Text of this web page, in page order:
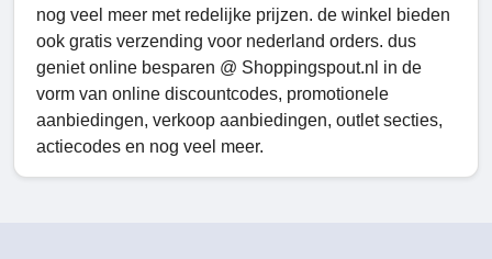
nog veel meer met redelijke prijzen. de winkel bieden
ook gratis verzending voor nederland orders. dus
geniet online besparen @ Shoppingspout.nl in de
vorm van online discountcodes, promotionele
aanbiedingen, verkoop aanbiedingen, outlet secties,
actiecodes en nog veel meer.